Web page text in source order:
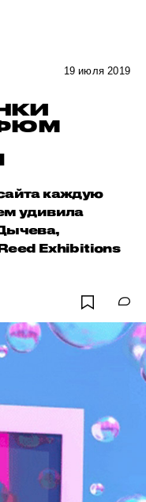
19 июля 2019
каждую
удивила
Exhibitions